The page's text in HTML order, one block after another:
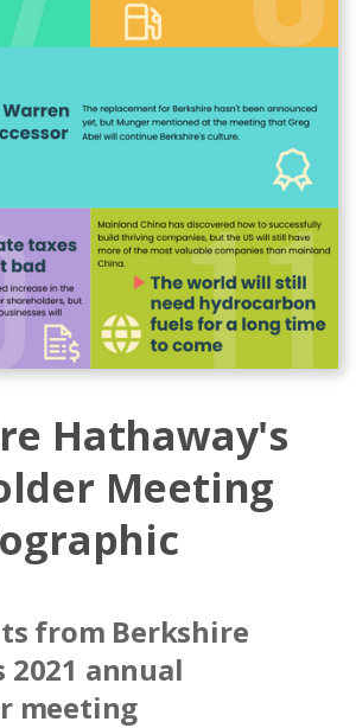
Hathaway's
Meeting
from Berkshire
2021 annual
meeting